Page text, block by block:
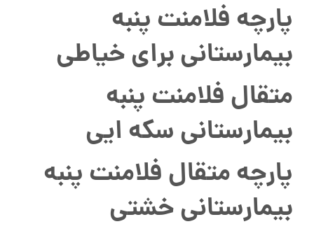
پارچه فلامنت پنبه
بیمارستانی برای خیاطی
متقال فلامنت پنبه
بیمارستانی سکه ایی
پارچه متقال فلامنت پنبه
بیمارستانی خشتی